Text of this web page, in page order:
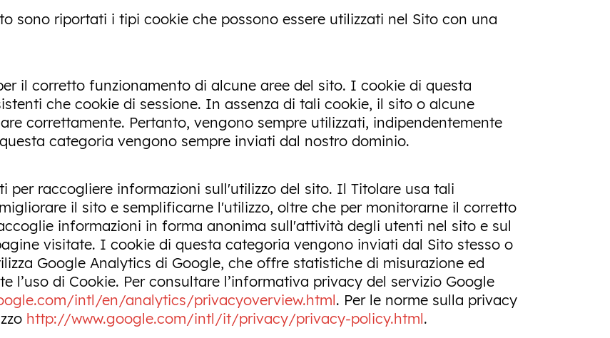
sono riportati i tipi cookie che possono essere utilizzati nel Sito con una
il corretto funzionamento di alcune aree del sito. I cookie di questa
che cookie di sessione. In assenza di tali cookie, il sito o alcune
correttamente. Pertanto, vengono sempre utilizzati, indipendentemente
categoria vengono sempre inviati dal nostro dominio.
per raccogliere informazioni sull'utilizzo del sito. Il Titolare usa tali
il sito e semplificarne l'utilizzo, oltre che per monitorarne il corretto
informazioni in forma anonima sull'attività degli utenti nel sito e sul
visitate. I cookie di questa categoria vengono inviati dal Sito stesso o
Google Analytics di Google, che offre statistiche di misurazione ed
l’uso di Cookie. Per consultare l’informativa privacy del servizio Google
intl/en/analytics/privacyoverview.html. Per le norme sulla privacy
http://www.google.com/intl/it/privacy/privacy-policy.html.